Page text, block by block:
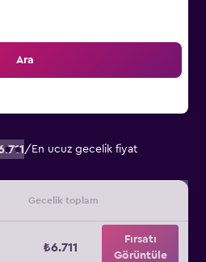
Ara
/ En ucuz gecelik fiyat
Gecelik toplam
₺6.711
Fırsatı
Görüntüle